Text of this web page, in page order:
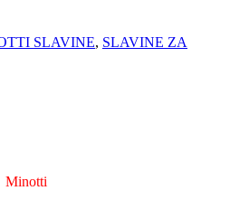
SLAVINE, SLAVINE ZA
Minotti